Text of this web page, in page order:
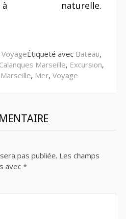
naturelle.
VoyageÉtiqueté avec Bateau,
Calanques Marseille, Excursion,
Marseille, Mer, Voyage
pas publiée. Les champs
avec *